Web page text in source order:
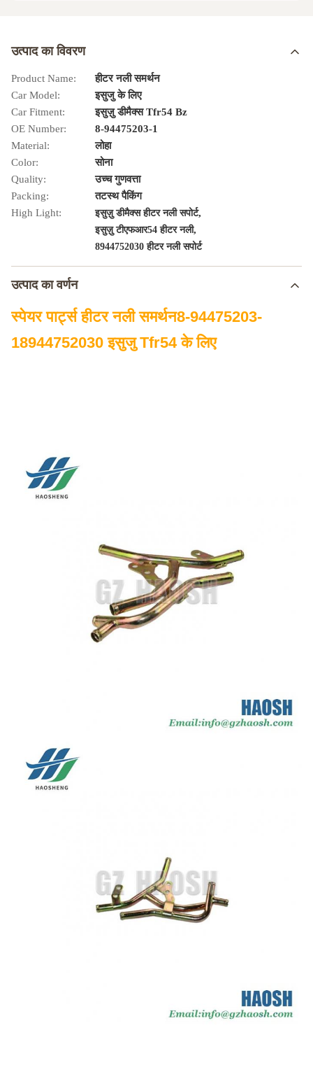
उत्पाद का विवरण
Product Name:
हीटर नली समर्थन
Car Model:
इसुजु के लिए
Car Fitment:
इसुज़ु डीमैक्स Tfr54 Bz
OE Number:
8-94475203-1
Material:
लोहा
Color:
सोना
Quality:
उच्च गुणवत्ता
Packing:
तटस्थ पैकिंग
High Light:
इसुज़ु डीमैक्स हीटर नली सपोर्ट,
इसुज़ु टीएफआर54 हीटर नली,
8944752030 हीटर नली सपोर्ट
उत्पाद का वर्णन
स्पेयर पार्ट्स हीटर नली समर्थन8-94475203-
18944752030 इसुजु Tfr54 के लिए